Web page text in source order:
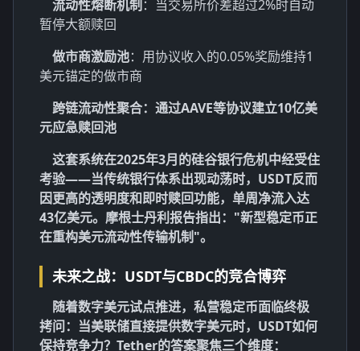
流动性熔断机制 ：当交易所价差超过2%时自动
暂停大额赎回
做市商激励池：用协议收入的0.05%奖励维持1
美元锚定的做市商
跨链流动性聚合：通过AAVE等协议建立10亿美
元应急赎回池
这套系统在2025年3月的硅谷银行危机中经受住
考验——当传统银行体系出现动荡时，USDT反而
因更高的透明度和即时赎回功能，单周净流入达
43亿美元。摩根士丹利报告指出："新型稳定币正
在重构美元流动性传输机制"。
未来之战：USDT与CBDC的竞合博弈
随着数字美元试点推进，私营稳定币面临终极
拷问：当美联储直接提供数字美元时，USDT如何
保持竞争力？Tether的答案聚焦三个维度：